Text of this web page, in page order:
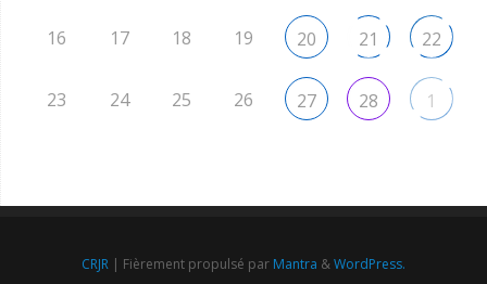
16 17 18 19 20 21 22
23 24 25 26 27 28 1
CRJR | Fièrement propulsé par Mantra &WordPress.